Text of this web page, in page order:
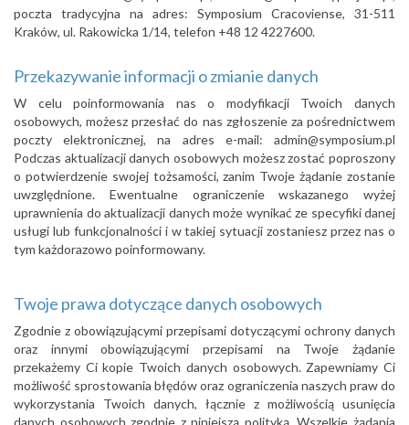
poczta tradycyjna na adres: Symposium Cracoviense, 31-511
Kraków, ul. Rakowicka 1/14, telefon +48 12 4227600.
Przekazywanie informacji o zmianie danych
W celu poinformowania nas o modyfikacji Twoich danych
osobowych, możesz przesłać do nas zgłoszenie za pośrednictwem
poczty elektronicznej, na adres e-mail: admin@symposium.pl
Podczas aktualizacji danych osobowych możesz zostać poproszony
o potwierdzenie swojej tożsamości, zanim Twoje żądanie zostanie
uwzględnione. Ewentualne ograniczenie wskazanego wyżej
uprawnienia do aktualizacji danych może wynikać ze specyfiki danej
usługi lub funkcjonalności i w takiej sytuacji zostaniesz przez nas o
tym każdorazowo poinformowany.
Twoje prawa dotyczące danych osobowych
Zgodnie z obowiązującymi przepisami dotyczącymi ochrony danych
oraz innymi obowiązującymi przepisami na Twoje żądanie
przekażemy Ci kopie Twoich danych osobowych. Zapewniamy Ci
możliwość sprostowania błędów oraz ograniczenia naszych praw do
wykorzystania Twoich danych, łącznie z możliwością usunięcia
danych osobowych zgodnie z niniejszą polityką. Wszelkie żądania